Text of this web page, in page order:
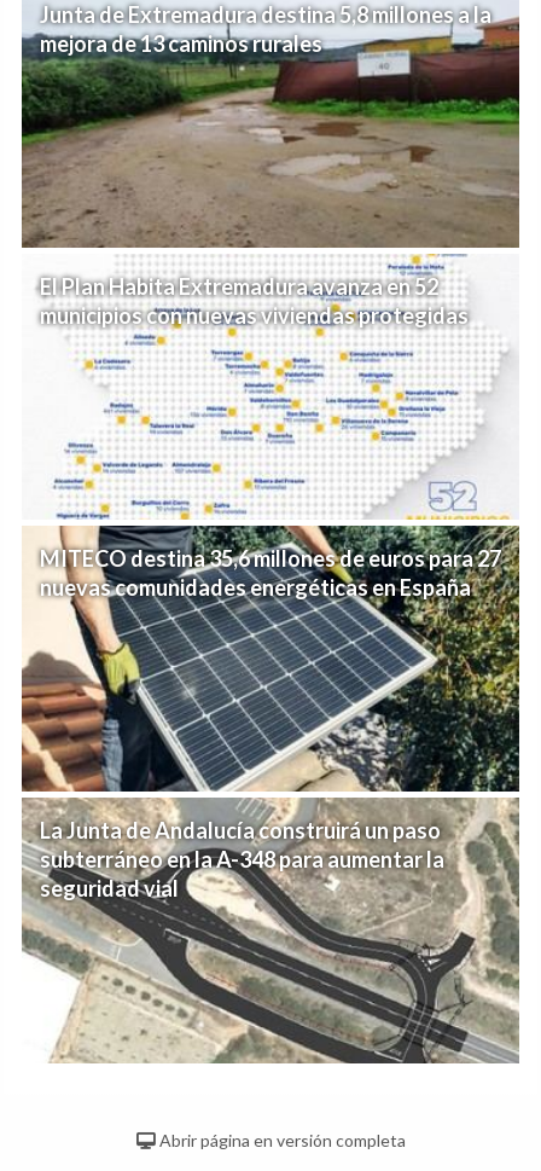
Junta de Extremadura destina 5,8 millones a la
mejora de 13 caminos rurales
El Plan Habita Extremadura avanza en 52
municipios con nuevas viviendas protegidas
MITECO destina 35,6 millones de euros para 27
nuevas comunidades energéticas en España
La Junta de Andalucía construirá un paso
subterráneo en la A-348 para aumentar la
seguridad vial
Abrir página en versión completa